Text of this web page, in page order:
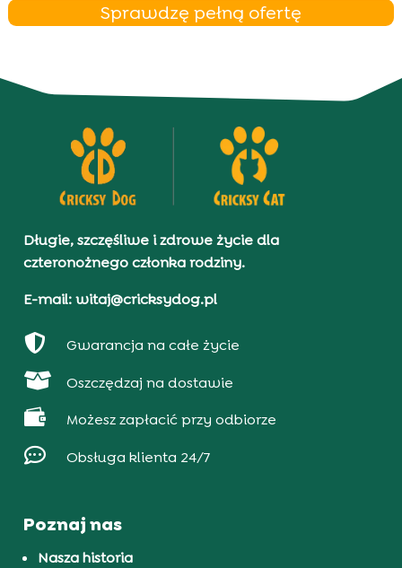
Sprawdzę pełną ofertę
Długie, szczęśliwe i zdrowe życie dla
czteronożnego członka rodziny.
E-mail: witaj@cricksydog.pl
 Gwarancja na całe życie
 Oszczędzaj na dostawie
 Możesz zapłacić przy odbiorze
 Obsługa klienta 24/7
Poznaj nas
Nasza historia